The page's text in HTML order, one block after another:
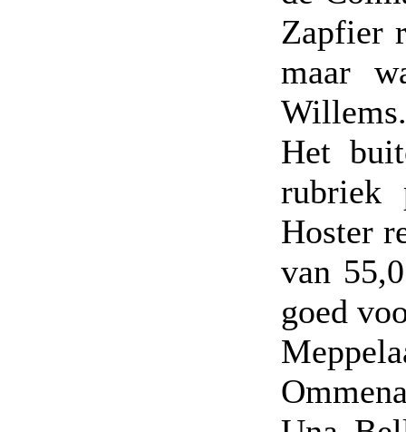
Zapfier
maar
Willems.
Het
rubriek
Hoster
van
goed